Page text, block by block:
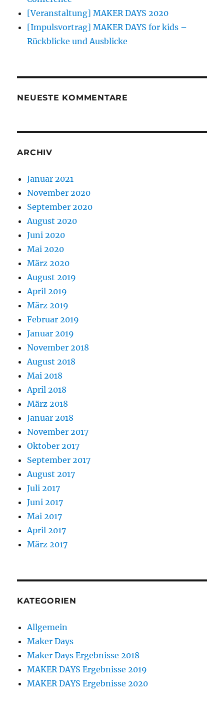
[Veranstaltung] MAKER DAYS 2020
[Impulsvortrag] MAKER DAYS for kids –
Rückblicke und Ausblicke
NEUESTE KOMMENTARE
ARCHIV
Januar 2021
November 2020
September 2020
August 2020
Juni 2020
Mai 2020
März 2020
August 2019
April 2019
März 2019
Februar 2019
Januar 2019
November 2018
August 2018
Mai 2018
April 2018
März 2018
Januar 2018
November 2017
Oktober 2017
September 2017
August 2017
Juli 2017
Juni 2017
Mai 2017
April 2017
März 2017
KATEGORIEN
Allgemein
Maker Days
Maker Days Ergebnisse 2018
MAKER DAYS Ergebnisse 2019
MAKER DAYS Ergebnisse 2020